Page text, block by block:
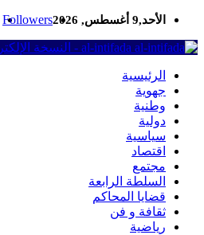
Followers الأحد,9 أغسطس, 2026
al-intifada - النسخة الإلكترونية لجريدة الانتفاضة
الرئيسية
جهوية
وطنية
دولية
سياسية
اقتصاد
مجتمع
السلطة الرابعة
قضايا المحاكم
ثقافة و فن
رياضية